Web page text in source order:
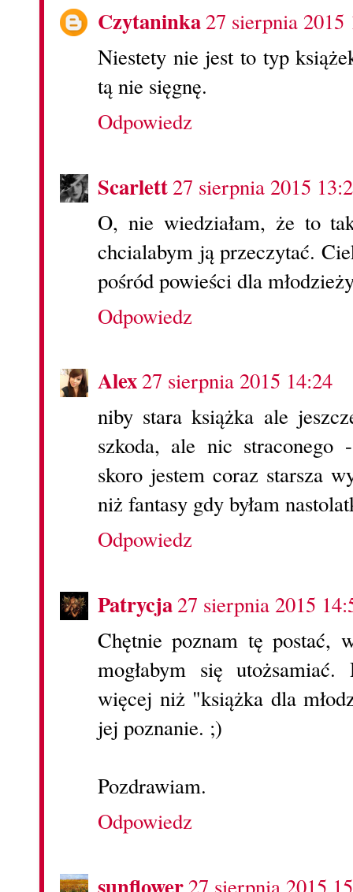
Czytaninka27 sierpnia 2015
Niestety nie jest to typ
tą nie sięgnę.
Odpowiedz
Scarlett27 sierpnia 2015
O, nie wiedziałam, że to
chcialabym ją przeczytać.
pośród powieści dla
Odpowiedz
Alex27 sierpnia 2015 14:24
niby stara książka ale
szkoda, ale nic
skoro jestem coraz starsza
niż fantasy gdy byłam
Odpowiedz
Patrycja27 sierpnia 2015
Chętnie poznam tę postać,
mogłabym się
więcej niż "książka dla
jej poznanie. ;)
Pozdrawiam.
Odpowiedz
27 sierpnia 2015